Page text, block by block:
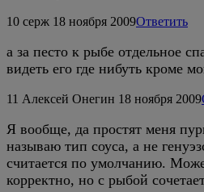
10 серж 18 ноября 2009Ответить
а за песто к рыбе отдельное
видеть его где нибуть кроме
11 Алексей Онегин 18 ноября 2009
Я вообще, да простят меня
называю тип соуса, а не
считается по умолчанию.
корректно, но с рыбой